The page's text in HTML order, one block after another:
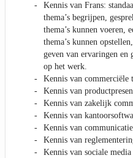
Kennis van Frans:
thema’s begrijpen,
thema’s kunnen voeren,
thema’s kunnen
geven van ervaringen en
op het werk.
Kennis van commerciële
Kennis van
Kennis van zakelijk
Kennis van
Kennis van
Kennis van
Kennis van sociale